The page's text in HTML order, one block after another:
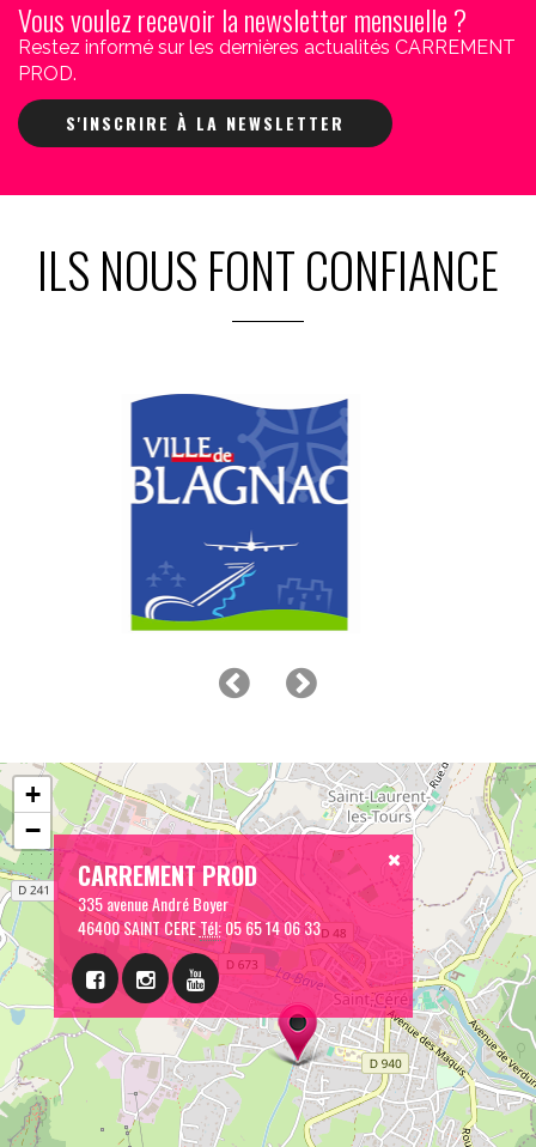
Vous voulez recevoir la newsletter mensuelle ?
Restez informé sur les dernières actualités CARREMENT
PROD.
S'INSCRIRE À LA NEWSLETTER
ILS NOUS FONT CONFIANCE
CARREMENT PROD
335 avenue André Boyer
46400 SAINT CERETél:05 65 14 06 33
+
−